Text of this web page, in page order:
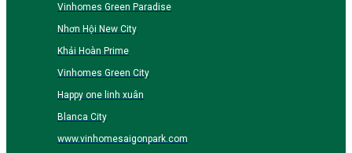
Vinhomes Green Paradise
Nhơn Hội New City
Khải Hoàn Prime
Vinhomes Green City
Happy one linh xuân
Blanca City
www.vinhomesaigonpark.com